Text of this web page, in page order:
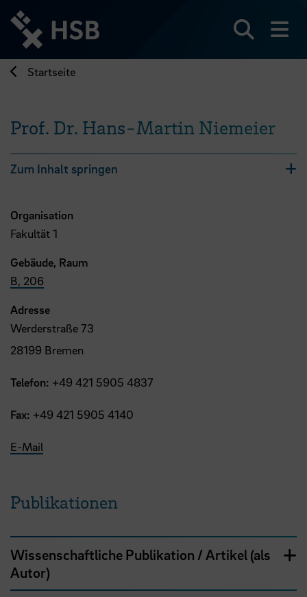
zum
Seiteninhalt
springen
Startseite
Prof. Dr. Hans-Martin Niemeier
Zum Inhalt springen
Organisation
Fakultät 1
Gebäude, Raum
B, 206
Adresse
Werderstraße 73
28199 Bremen
Telefon: +49 421 5905 4837
Fax: +49 421 5905 4140
E-Mail
Publikationen
Wissenschaftliche Publikation / Artikel (als
Autor)